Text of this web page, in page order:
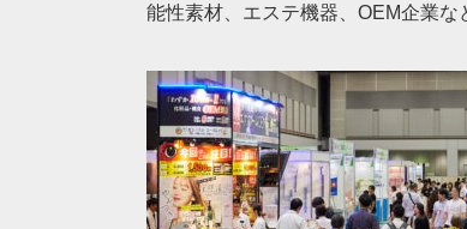
能性素材、エステ機器、OEM企業な